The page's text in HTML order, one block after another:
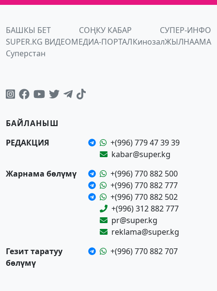
БАШКЫ БЕТ СОҢКУ КАБАР
СУПЕР-ИНФО
SUPER.KG ВИДЕОМЕДИА-ПОРТАЛКинозалЖЫЛНААМА
Суперстан
БАЙЛАНЫШ
РЕДАКЦИЯ
+(996) 779 47 39 39
kabar@super.kg
Жарнама бөлүмү
+(996) 770 882 500
+(996) 770 882 777
+(996) 770 882 502
+(996) 312 882 777
pr@super.kg
reklama@super.kg
Гезит таратуу
бөлүмү
+(996) 770 882 707